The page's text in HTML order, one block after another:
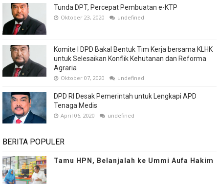
Tunda DPT, Percepat Pembuatan e-KTP
Oktober 23, 2020 undefined
Komite I DPD Bakal Bentuk Tim Kerja bersama KLHK
untuk Selesaikan Konflik Kehutanan dan Reforma
Agraria
Oktober 07, 2020 undefined
DPD RI Desak Pemerintah untuk Lengkapi APD
Tenaga Medis
April 06, 2020 undefined
BERITA POPULER
Tamu HPN, Belanjalah ke Ummi Aufa Hakim